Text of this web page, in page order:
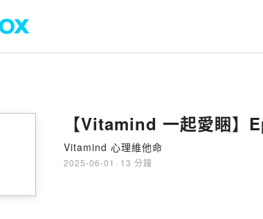
【Vitamind 一起愛睏】
Vitamind 心理維他命
2025-06-01 · 13 分鐘